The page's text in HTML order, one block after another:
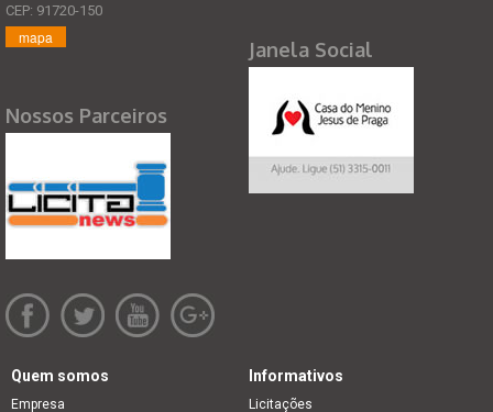
CEP: 91720-150
mapa
Nossos Parceiros
Janela Social
Quem somos
Empresa
Informativos
Licitações